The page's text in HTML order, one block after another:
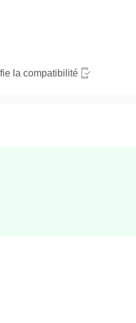
la compatibilité